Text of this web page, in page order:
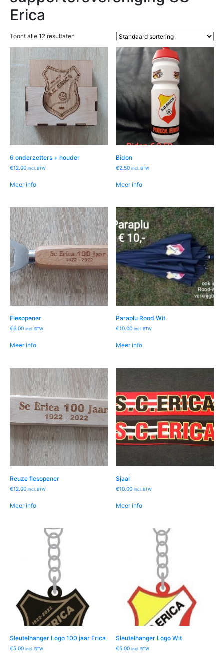
Erica
Toont alle 12 resultaten
6 onderzetters + houder
€12.00 incl. BTW
Meer info
Bidon
€2.50 incl. BTW
Meer info
Flesopener
€6.00 incl. BTW
Meer info
Paraplu Rood Wit
€10.00 incl. BTW
Meer info
Reuze flesopener
€12.00 incl. BTW
Meer info
Sjaal
€10.00 incl. BTW
Meer info
Sleutelhanger Logo 100 jaar Erica
€5.00 incl. BTW
Sleutelhanger Logo Wit
€5.00 incl. BTW